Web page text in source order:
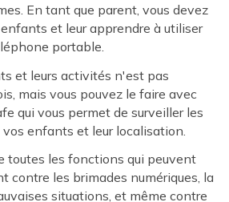
En tant que parent, vous devez
et leur apprendre à utiliser
portable.
et leurs activités n'est pas
mais vous pouvez le faire avec
qui vous permet de surveiller les
enfants et leur localisation.
toutes les fonctions qui peuvent
contre les brimades numériques, la
situations, et même contre